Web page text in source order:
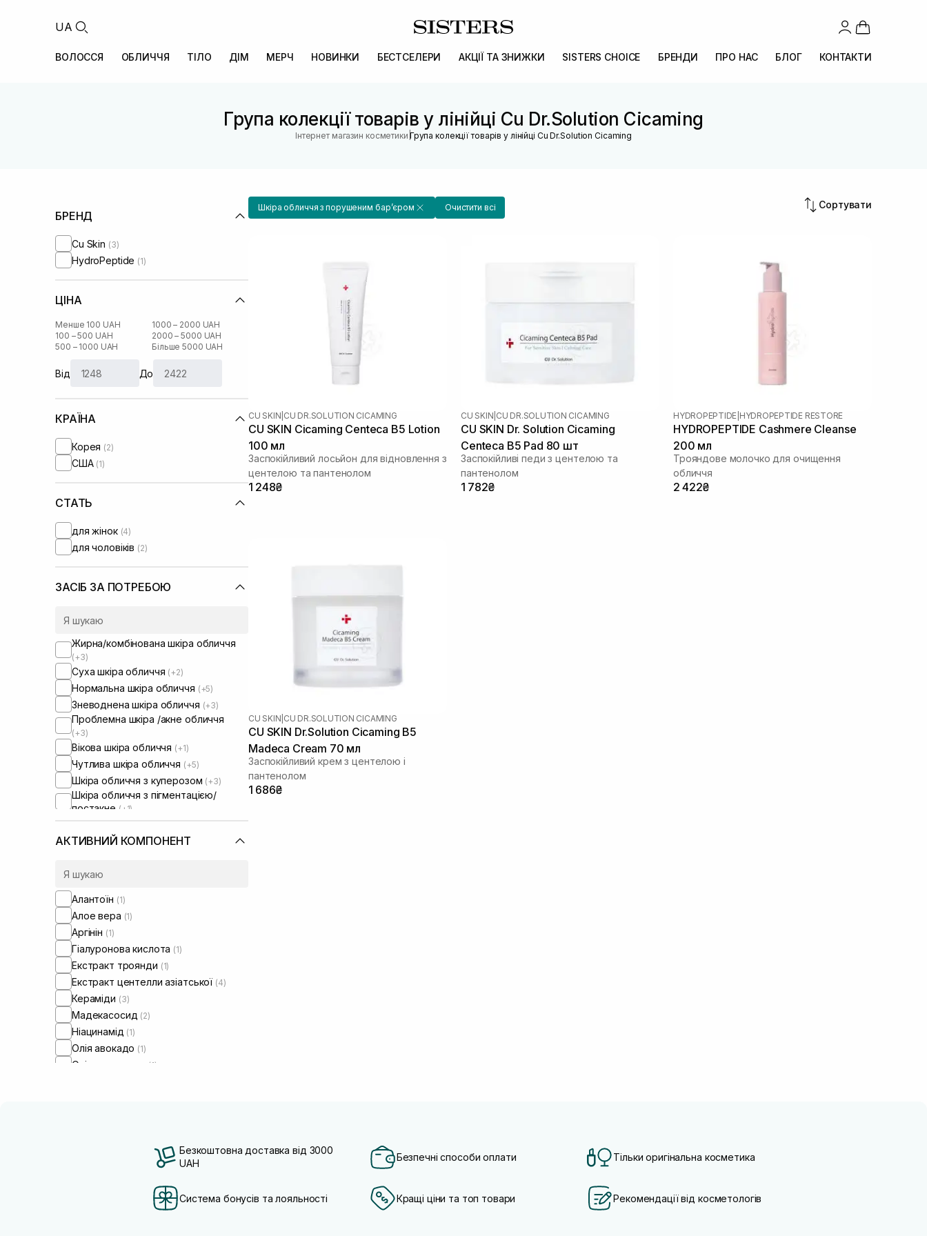
UA
ВОЛОССЯ ОБЛИЧЧЯ ТІЛО ДІМ МЕРЧ НОВИНКИ БЕСТСЕЛЕРИ АКЦІЇ ТА ЗНИЖКИ SISTERS CHOICE БРЕНДИ ПРО НАС БЛОГ КОНТАКТИ
Група колекції товарів у лінійці Cu Dr.Solution Cicaming
Інтернет магазин косметики |Група колекції товарів у лінійці Cu Dr.Solution Cicaming
БРЕНД
Cu Skin (3)
HydroPeptide (1)
ЦІНА
Менше 100 UAH
100 – 500 UAH
500 – 1000 UAH
1000 – 2000 UAH
2000 – 5000 UAH
Більше 5000 UAH
Від До
КРАЇНА
Корея (2)
США (1)
СТАТЬ
для жінок (4)
для чоловіків (2)
ЗАСІБ ЗА ПОТРЕБОЮ
Жирна/комбінована шкіра обличчя
(+3)
Суха шкіра обличчя (+2)
Нормальна шкіра обличчя (+5)
Зневоднена шкіра обличчя (+3)
Проблемна шкіра /акне обличчя
(+3)
Вікова шкіра обличчя (+1)
Чутлива шкіра обличчя (+5)
Шкіра обличчя з куперозом (+3)
Шкіра обличчя з пігментацією/
постакне (+1)
Шкіра обличчя з розширеними
порами(+2)
Шкіра обличчя з порушеним
Шкіра обличчя з порушеним
АКТИВНИЙ КОМПОНЕНТ
Алантоїн (1)
Алое вера (1)
Аргінін (1)
Гіалуронова кислота (1)
Екстракт троянди (1)
Екстракт центелли азіатської (4)
Кераміди (3)
Мадекасосид (2)
Ніацинамід (1)
Олія авокадо (1)
Олія соняшнику (1)
Шкіра обличчя з порушеним барʼєром Очистити всі Сортувати
CU SKIN CU DR.SOLUTION CICAMING
CU SKIN Cicaming Centeca B5 Lotion
100 мл
Заспокійливий лосьйон для відновлення з
центелою та пантенолом
1 248₴
CU SKIN CU DR.SOLUTION CICAMING
CU SKIN Dr. Solution Cicaming
Centeca B5 Pad 80 шт
Заспокійливі педи з центелою та
пантенолом
1 782₴
HYDROPEPTIDE HYDROPEPTIDE RESTORE
HYDROPEPTIDE Cashmere Cleanse
200 мл
Трояндове молочко для очищення
обличчя
2 422₴
CU SKIN CU DR.SOLUTION CICAMING
CU SKIN Dr.Solution Cicaming B5
Madeca Cream 70 мл
Заспокійливий крем з центелою і
пантенолом
1 686₴
Безкоштовна доставка від 3000
UAH
Безпечні способи оплати Тільки оригінальна косметика
Система бонусів та лояльності Кращі ціни та топ товари Рекомендації від косметологів